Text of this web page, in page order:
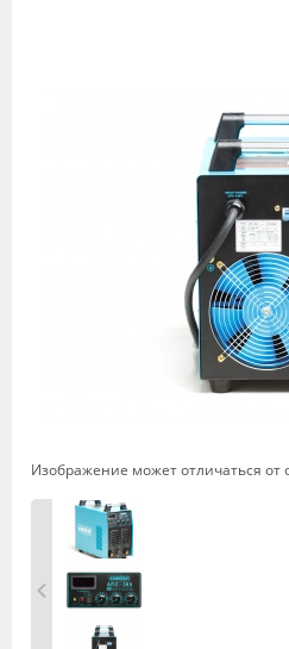
Изображение может отличаться от